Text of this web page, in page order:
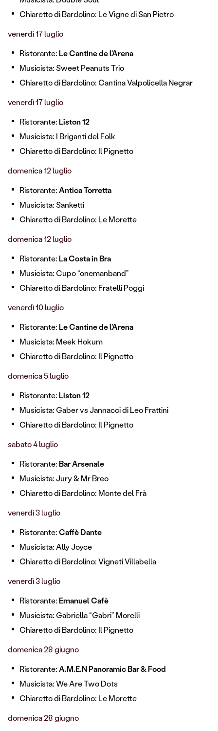
Chiaretto di Bardolino: Le Vigne di San Pietro
venerdì 17 luglio
Ristorante: Le Cantine de l’Arena
Musicista: Sweet Peanuts Trio
Chiaretto di Bardolino: Cantina Valpolicella Negrar
venerdì 17 luglio
Ristorante: Liston 12
Musicista: I Briganti del Folk
Chiaretto di Bardolino: Il Pignetto
domenica 12 luglio
Ristorante:Antica Torretta
Musicista: Sanketti
Chiaretto di Bardolino: Le Morette
domenica 12 luglio
Ristorante: La Costa in Bra
Musicista: Cupo “onemanband”
Chiaretto di Bardolino: Fratelli Poggi
venerdì 10 luglio
Ristorante: Le Cantine de l’Arena
Musicista: Meek Hokum
Chiaretto di Bardolino: Il Pignetto
domenica 5 luglio
Ristorante: Liston 12
Musicista: Gaber vs Jannacci di Leo Frattini
Chiaretto di Bardolino: Il Pignetto
sabato 4 luglio
Ristorante: Bar Arsenale
Musicista: Jury & Mr Breo
Chiaretto di Bardolino: Monte del Frà
venerdì 3 luglio
Ristorante:Caffè Dante
Musicista: Ally Joyce
Chiaretto di Bardolino: Vigneti Villabella
venerdì 3 luglio
Ristorante: Emanuel Cafè
Musicista: Gabriella “Gabri” Morelli
Chiaretto di Bardolino: Il Pignetto
domenica 28 giugno
Ristorante:A.M.E.N Panoramic Bar & Food
Musicista: We Are Two Dots
Chiaretto di Bardolino: Le Morette
domenica 28 giugno